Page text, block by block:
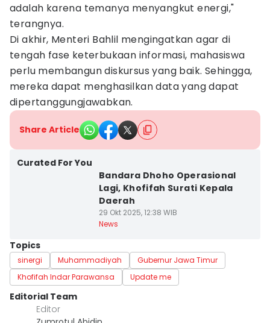
adalah karena temanya menyangkut energi,"
terangnya.
Di akhir, Menteri Bahlil mengingatkan agar di
tengah fase keterbukaan informasi, mahasiswa
perlu membangun diskursus yang baik. Sehingga,
mereka dapat menghasilkan data yang dapat
dipertanggungjawabkan.
Share Article
Curated For You
Bandara Dhoho Operasional
Lagi, Khofifah Surati Kepala
Daerah
29 Okt 2025, 12:38 WIB
News
Topics
sinergi Muhammadiyah
Gubernur Jawa Timur
Khofifah Indar Parawansa
Update me
Editorial Team
Editor